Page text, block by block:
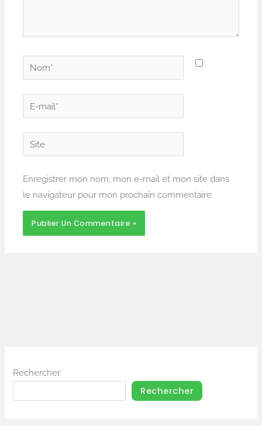
Nom*
E-
mail*
Site
Enregistrer mon nom, mon e-mail et mon site dans
le navigateur pour mon prochain commentaire.
Rechercher
Rechercher